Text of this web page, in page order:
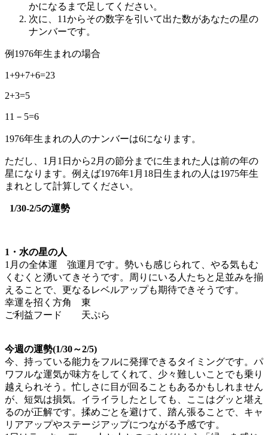
かになるまで足してください。
次に、11からその数字を引いて出た数があなたの星の
ナンバーです。
例1976年生まれの場合
1+9+7+6=23
2+3=5
11－5=6
1976年生まれの人のナンバーは6になります。
ただし、1月1日から2月の節分までに生まれた人は前の年の
星になります。例えば1976年1月18日生まれの人は1975年生
まれとして計算してください。
1/30-2/5の運勢
1・水の星の人
1月の全体運 強運月です。勢いも感じられて、やる気もむ
くむくと湧いてきそうです。周りにいる人たちと足並みを揃
えることで、更なるレベルアップも期待できそうです。
幸運を招く方角 東
ご利益フード 天ぷら
今週の運勢(1/30～2/5)
今、持っている能力をフルに発揮できるタイミングです。パ
ワフルな運気が味方をしてくれて、少々難しいことでも乗り
越えられそう。忙しさに目が回ることもあるかもしれません
が、短気は損気。イライラしたとしても、ここはグッと堪え
るのが正解です。揉めごとを避けて、踏ん張ることで、キャ
リアアップやステージアップにつながる予感です。